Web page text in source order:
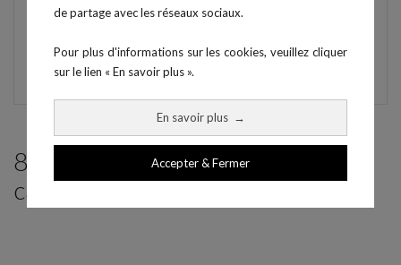
de partage avec les réseaux sociaux.
Pour plus d'informations sur les cookies, veuillez cliquer
sur le lien « En savoir plus ».
En savoir plus →
Accepter & Fermer
de châssis (gris en standard) et selleries (noir en
soient brodées avec vos logos.
8 produits parmi ceux de la même
catégorie :